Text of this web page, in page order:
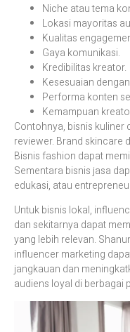
Niche atau tema
Lokasi mayoritas
Kualitas
Gaya komunikasi.
Kredibilitas kreator.
Kesesuaian
Performa konten
Kemampuan
Contohnya, bisnis
reviewer. Brand skincare
Bisnis fashion dapat
Sementara bisnis jasa
edukasi, atau
Untuk bisnis lokal,
dan sekitarnya dapat
yang lebih relevan.
influencer marketing
jangkauan dan
audiens loyal di berbagai